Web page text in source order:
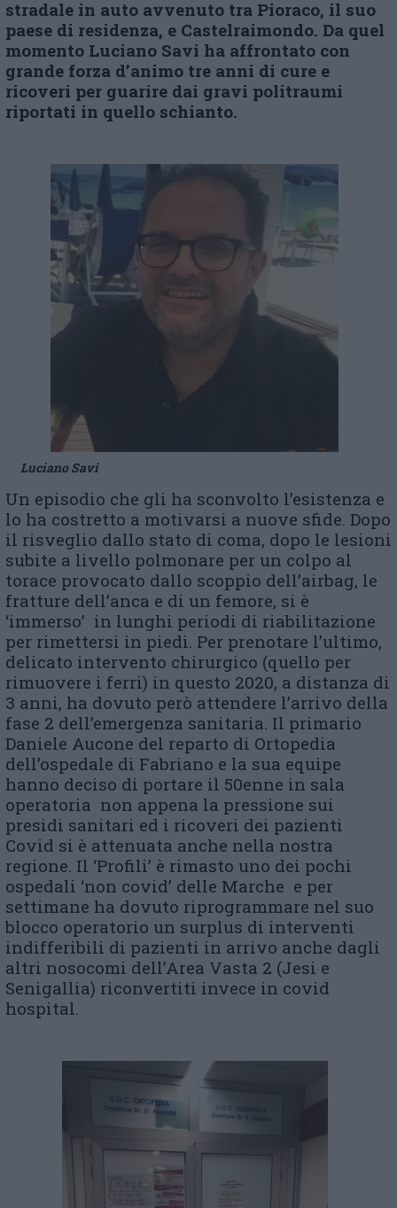
stradale in auto avvenuto tra Pioraco, il suo
paese di residenza, e Castelraimondo. Da quel
momento Luciano Savi ha affrontato con
grande forza d’animo tre anni di cure e
ricoveri per guarire dai gravi politraumi
riportati in quello schianto.
Luciano Savi
Un episodio che gli ha sconvolto l’esistenza e
lo ha costretto a motivarsi a nuove sfide. Dopo
il risveglio dallo stato di coma, dopo le lesioni
subite a livello polmonare per un colpo al
torace provocato dallo scoppio dell’airbag, le
fratture dell’anca e di un femore, si è
‘immerso’ in lunghi periodi di riabilitazione
per rimettersi in piedi. Per prenotare l’ultimo,
delicato intervento chirurgico (quello per
rimuovere i ferri) in questo 2020, a distanza di
3 anni, ha dovuto però attendere l’arrivo della
fase 2 dell’emergenza sanitaria. Il primario
Daniele Aucone del reparto di Ortopedia
dell’ospedale di Fabriano e la sua equipe
hanno deciso di portare il 50enne in sala
operatoria non appena la pressione sui
presidi sanitari ed i ricoveri dei pazienti
Covid si è attenuata anche nella nostra
regione. Il ‘Profili’ è rimasto uno dei pochi
ospedali ‘non covid’ delle Marche e per
settimane ha dovuto riprogrammare nel suo
blocco operatorio un surplus di interventi
indifferibili di pazienti in arrivo anche dagli
altri nosocomi dell’Area Vasta 2 (Jesi e
Senigallia) riconvertiti invece in covid
hospital.